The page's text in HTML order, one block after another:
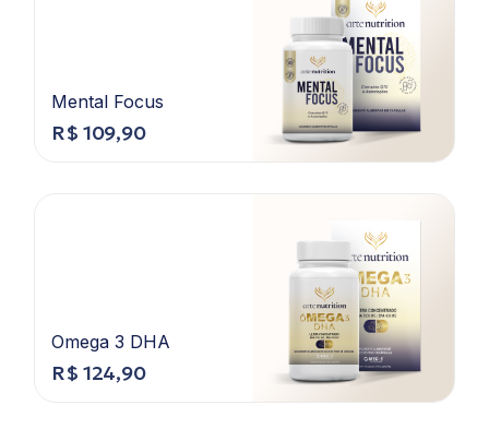
Mental Focus
R$ 109,90
Omega 3 DHA
R$ 124,90